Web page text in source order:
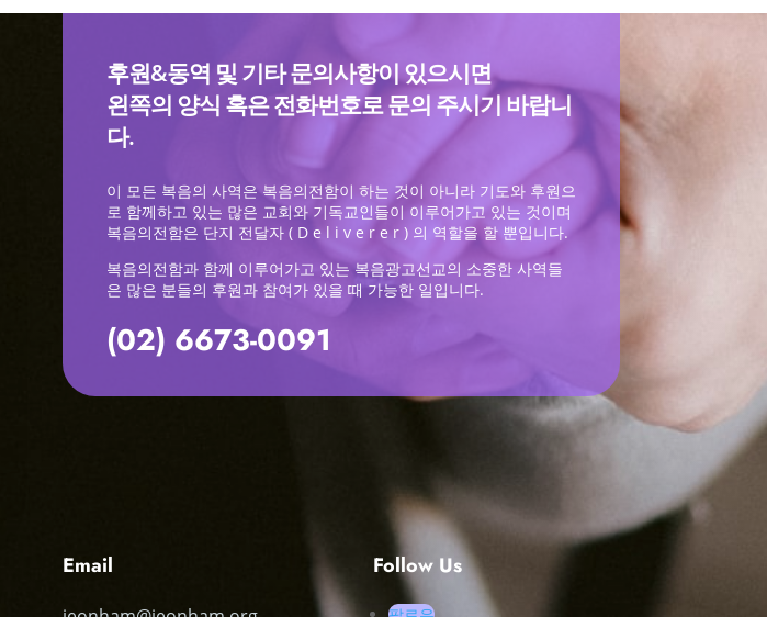
후원&동역 및 기타 문의사항이 있으시면
왼쪽의 양식 혹은 전화번호로 문의 주시기 바랍니
다.
이 모든 복음의 사역은 복음의전함이 하는 것이 아니라 기도와 후원으
로 함께하고 있는 많은 교회와 기독교인들이 이루어가고 있는 것이며
복음의전함은 단지 전달자 ( D e l i v e r e r ) 의 역할을 할 뿐입니다.
복음의전함과 함께 이루어가고 있는 복음광고선교의 소중한 사역들
은 많은 분들의 후원과 참여가 있을 때 가능한 일입니다.
(02) 6673-0091
Email Follow Us